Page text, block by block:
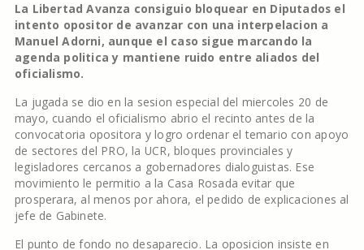
La Libertad Avanza consiguio bloquear en Diputados el
intento opositor de avanzar con una interpelacion a
Manuel Adorni, aunque el caso sigue marcando la
agenda politica y mantiene ruido entre aliados del
oficialismo.
La jugada se dio en la sesion especial del miercoles 20 de
mayo, cuando el oficialismo abrio el recinto antes de la
convocatoria opositora y logro ordenar el temario con apoyo
de sectores del PRO, la UCR, bloques provinciales y
legisladores cercanos a gobernadores dialoguistas. Ese
movimiento le permitio a la Casa Rosada evitar que
prosperara, al menos por ahora, el pedido de explicaciones al
jefe de Gabinete.
El punto de fondo no desaparecio. La oposicion insiste en